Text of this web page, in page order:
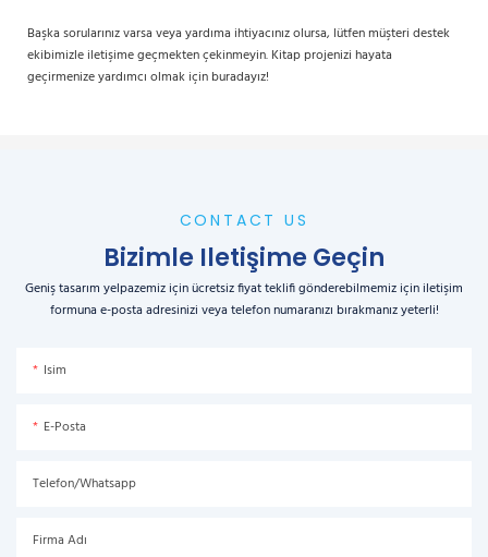
Başka sorularınız varsa veya yardıma ihtiyacınız olursa, lütfen müşteri destek
ekibimizle iletişime geçmekten çekinmeyin. Kitap projenizi hayata
geçirmenize yardımcı olmak için buradayız!
CONTACT US
Bizimle Iletişime Geçin
Geniş tasarım yelpazemiz için ücretsiz fiyat teklifi gönderebilmemiz için iletişim
formuna e-posta adresinizi veya telefon numaranızı bırakmanız yeterli!
Isim
E-Posta
Telefon/Whatsapp
Firma Adı